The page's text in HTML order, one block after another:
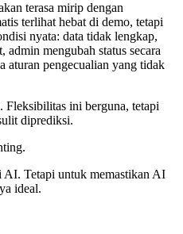
terasa mirip dengan
terlihat hebat di demo, tetapi
nyata: data tidak lengkap,
admin mengubah status secara
aturan pengecualian yang tidak
ini berguna, tetapi
diprediksi.
AI. Tetapi untuk memastikan AI
ideal.